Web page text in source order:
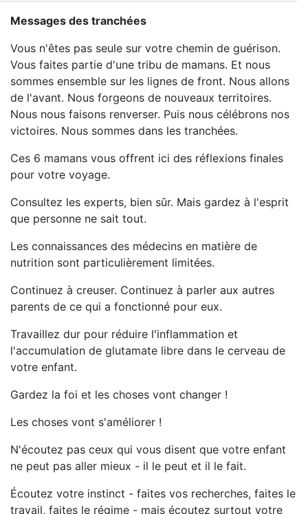
Messages des tranchées
Vous n'êtes pas seule sur votre chemin de guérison.
Vous faites partie d'une tribu de mamans. Et nous
sommes ensemble sur les lignes de front. Nous allons
de l'avant. Nous forgeons de nouveaux territoires.
Nous nous faisons renverser. Puis nous célébrons nos
victoires. Nous sommes dans les tranchées.
Ces 6 mamans vous offrent ici des réflexions finales
pour votre voyage.
Consultez les experts, bien sûr. Mais gardez à l'esprit
que personne ne sait tout.
Les connaissances des médecins en matière de
nutrition sont particulièrement limitées.
Continuez à creuser. Continuez à parler aux autres
parents de ce qui a fonctionné pour eux.
Travaillez dur pour réduire l'inflammation et
l'accumulation de glutamate libre dans le cerveau de
votre enfant.
Gardez la foi et les choses vont changer !
Les choses vont s'améliorer !
N'écoutez pas ceux qui vous disent que votre enfant
ne peut pas aller mieux - il le peut et il le fait.
Écoutez votre instinct - faites vos recherches, faites le
travail, faites le régime - mais écoutez surtout votre